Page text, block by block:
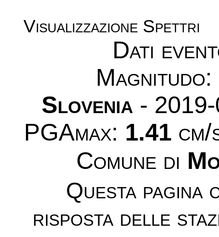
Visualizzazione Spettri
Dati
Magnitudo:
Slovenia -
PGAmax: 1.41
Comune di
Questa
risposta delle